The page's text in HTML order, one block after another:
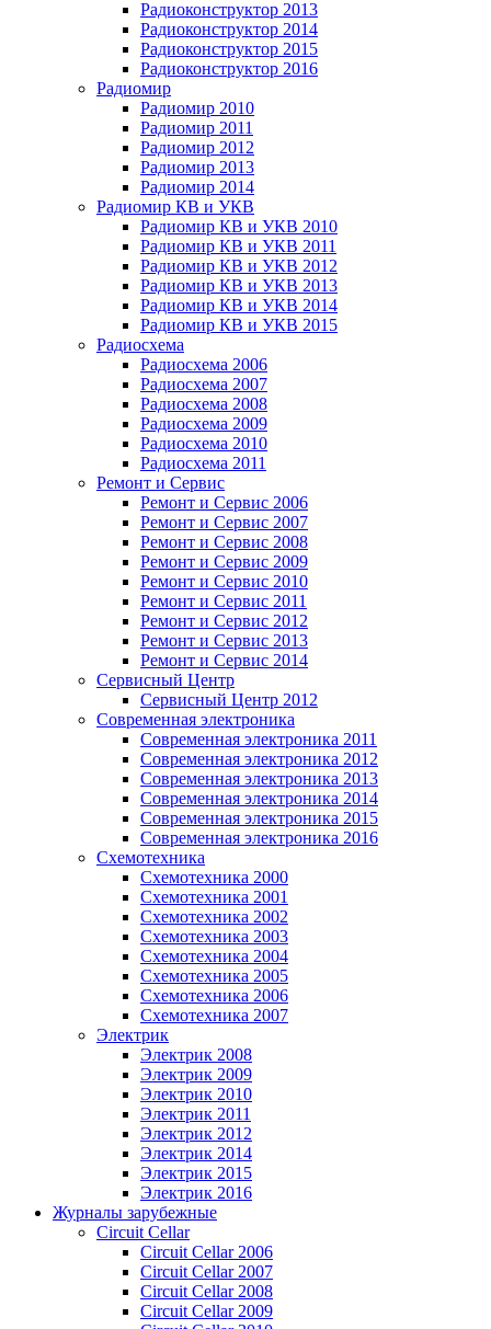
Радиоконструктор 2013
Радиоконструктор 2014
Радиоконструктор 2015
Радиоконструктор 2016
Радиомир
Радиомир 2010
Радиомир 2011
Радиомир 2012
Радиомир 2013
Радиомир 2014
Радиомир КВ и УКВ
Радиомир КВ и УКВ 2010
Радиомир КВ и УКВ 2011
Радиомир КВ и УКВ 2012
Радиомир КВ и УКВ 2013
Радиомир КВ и УКВ 2014
Радиомир КВ и УКВ 2015
Радиосхема
Радиосхема 2006
Радиосхема 2007
Радиосхема 2008
Радиосхема 2009
Радиосхема 2010
Радиосхема 2011
Ремонт и Сервис
Ремонт и Сервис 2006
Ремонт и Сервис 2007
Ремонт и Сервис 2008
Ремонт и Сервис 2009
Ремонт и Сервис 2010
Ремонт и Сервис 2011
Ремонт и Сервис 2012
Ремонт и Сервис 2013
Ремонт и Сервис 2014
Сервисный Центр
Сервисный Центр 2012
Современная электроника
Современная электроника 2011
Современная электроника 2012
Современная электроника 2013
Современная электроника 2014
Современная электроника 2015
Современная электроника 2016
Схемотехника
Схемотехника 2000
Схемотехника 2001
Схемотехника 2002
Схемотехника 2003
Схемотехника 2004
Схемотехника 2005
Схемотехника 2006
Схемотехника 2007
Электрик
Электрик 2008
Электрик 2009
Электрик 2010
Электрик 2011
Электрик 2012
Электрик 2014
Электрик 2015
Электрик 2016
Журналы зарубежные
Circuit Cellar
Circuit Cellar 2006
Circuit Cellar 2007
Circuit Cellar 2008
Circuit Cellar 2009